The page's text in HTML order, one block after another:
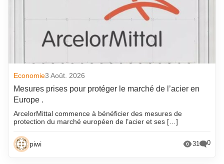
Economie3 Août. 2026
Mesures prises pour protéger le marché de l’acier en
Europe .
ArcelorMittal commence à bénéficier des mesures de
protection du marché européen de l’acier et ses […]
piwi 31 0